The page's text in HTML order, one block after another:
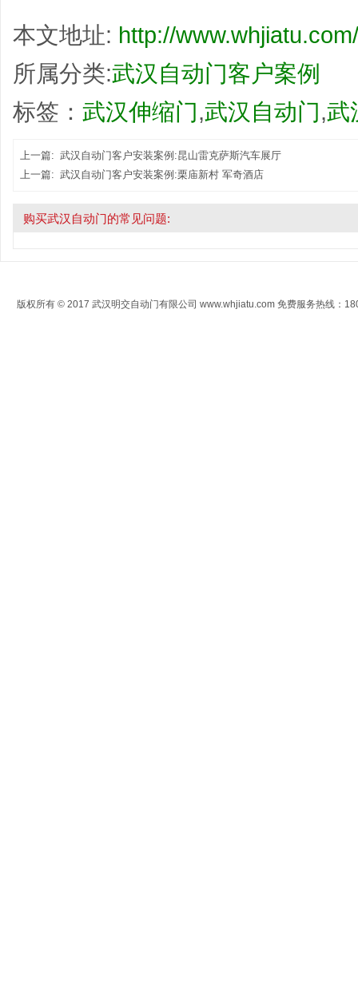
本文地址: http://
所属分类:武汉自动门客户案例
标签： 武汉伸缩门 ,武汉自动门 ,武
上一篇: 武汉自动门客户安装案例:昆山雷克萨斯汽车展厅
上一篇: 武汉自动门客户安装案例:栗庙新村 军奇酒店
购买武汉自动门的常见问题:
版权所有 © 2017 武汉明交自动门有限公司 www.whjiatu.com 免费服务热线：